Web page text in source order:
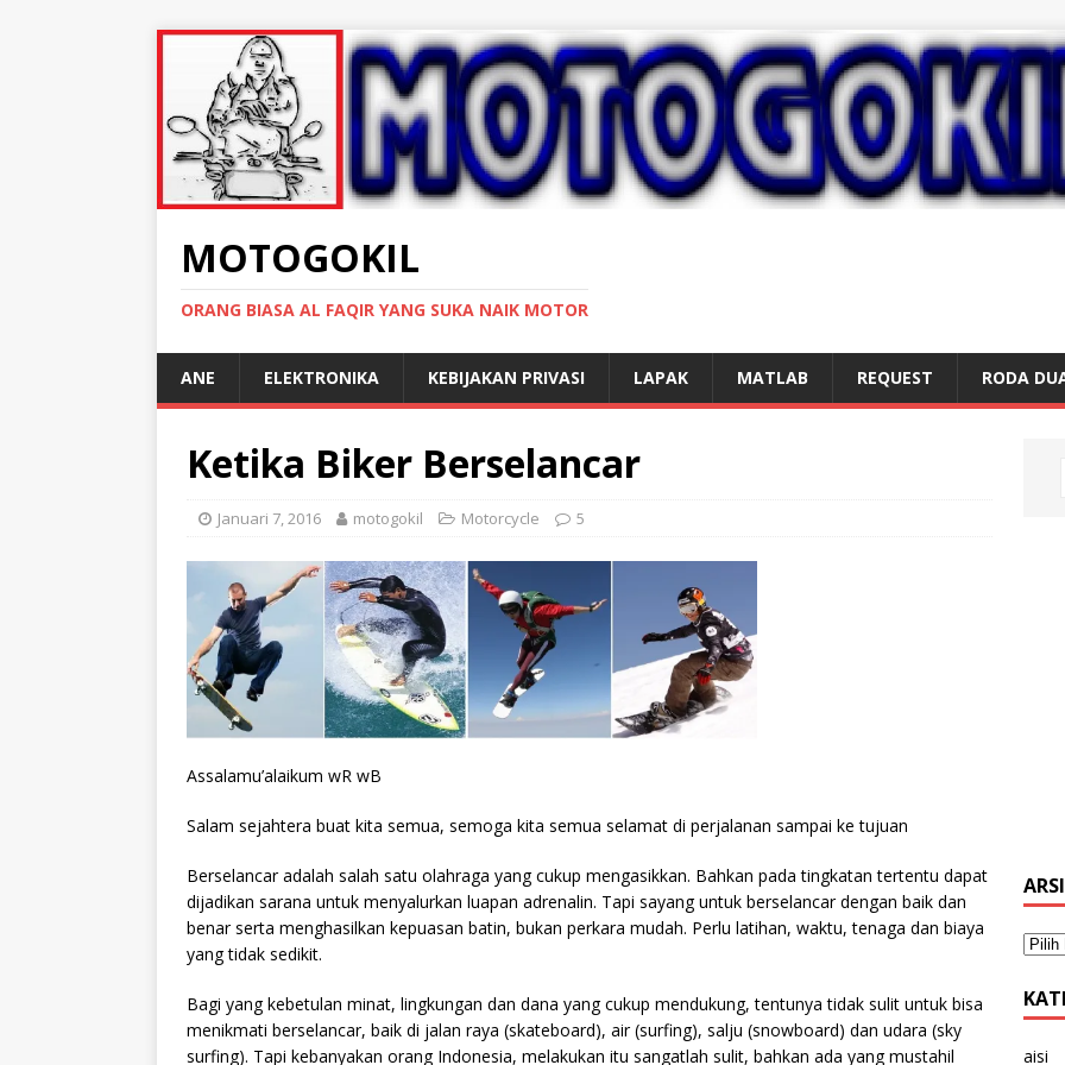
MOTOGOKIL
ORANG BIASA AL FAQIR YANG SUKA NAIK MOTOR
ANE ELEKTRONIKA KEBIJAKAN PRIVASI LAPAK MATLAB REQUEST RODA
Ketika Biker Berselancar
Januari 7, 2016 motogokil Motorcycle 5
Assalamu’alaikum wR wB
Salam sejahtera buat kita semua, semoga kita semua selamat di perjalanan sampai ke tujuan
Berselancar adalah salah satu olahraga yang cukup mengasikkan. Bahkan pada tingkatan tertentu dapat
dijadikan sarana untuk menyalurkan luapan adrenalin. Tapi sayang untuk berselancar dengan baik dan
benar serta menghasilkan kepuasan batin, bukan perkara mudah. Perlu latihan, waktu, tenaga dan biaya
yang tidak sedikit.
Bagi yang kebetulan minat, lingkungan dan dana yang cukup mendukung, tentunya tidak sulit untuk bisa
menikmati berselancar, baik di jalan raya (skateboard), air (surfing), salju (snowboard) dan udara (sky
surfing). Tapi kebanyakan orang Indonesia, melakukan itu sangatlah sulit, bahkan ada yang mustahil
aisi